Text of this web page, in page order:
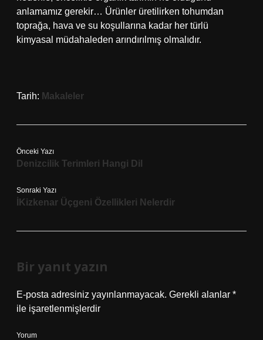
anlamamız gerekir… Ürünler üretilirken tohumdan
toprağa, hava ve su koşullarına kadar her türlü
kimyasal müdahaleden arındırılmış olmalıdır.
Tarih: Makaleler
Önceki Yazı
Denizcilik Terimleri Hangi Dil
Sonraki Yazı
İKizkenar Üçgeni Özellikleri Nelerdir
Bir yanıt yazın
E-posta adresiniz yayınlanmayacak. Gerekli alanlar *
ile işaretlenmişlerdir
Yorum